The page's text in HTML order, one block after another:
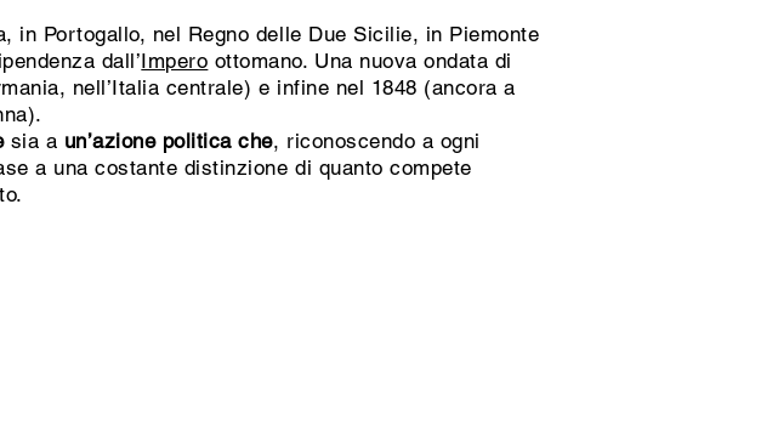
in Portogallo, nel Regno delle Due Sicilie, in Piemonte
dall’Impero ottomano. Una nuova ondata di
nell’Italia centrale) e infine nel 1848 (ancora a
sia a un’azione politica che, riconoscendo a ogni
a una costante distinzione di quanto compete